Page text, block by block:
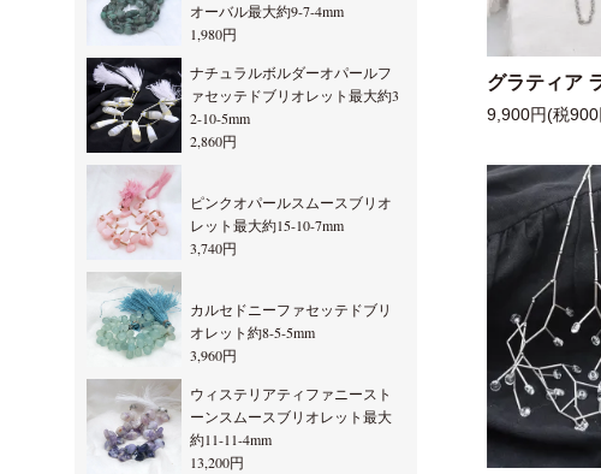
グラティア
9,900円(税900
オーバル最大約9-7-4mm
1,980円
ナチュラルボルダーオパールフ
ァセッテドブリオレット最大約3
2-10-5mm
2,860円
ピンクオパールスムースブリオ
レット最大約15-10-7mm
3,740円
カルセドニーファセッテドブリ
オレット約8-5-5mm
3,960円
ウィステリアティファニースト
ーンスムースブリオレット最大
約11-11-4mm
13,200円